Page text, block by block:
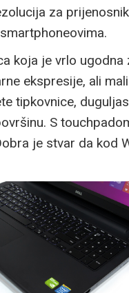
za
koja je vrlo ugodna
ekspresije, ali
tipkovnice,
S
je stvar da kod